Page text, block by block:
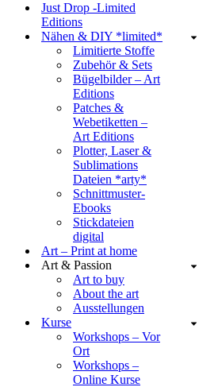
Just Drop -Limited
Editions
Nähen & DIY *limited*
Limitierte Stoffe
Zubehör & Sets
Bügelbilder – Art
Editions
Patches &
Webetiketten –
Art Editions
Plotter, Laser &
Sublimations
Dateien *arty*
Schnittmuster-
Ebooks
Stickdateien
digital
Art – Print at home
Art & Passion
Art to buy
About the art
Ausstellungen
Kurse
Workshops – Vor
Ort
Workshops –
Online Kurse